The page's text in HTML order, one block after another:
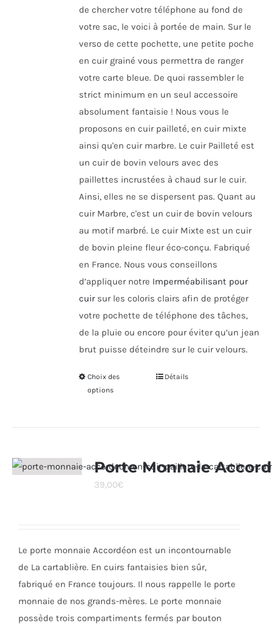
de chercher votre téléphone au fond de
votre sac, le voici à portée de main. Sur le
verso de cette pochette, une petite poche
en cuir grainé vous permettra de ranger
votre carte bleue. De quoi rassembler le
strict minimum en un seul accessoire
absolument fantaisie ! Nous vous le
proposons en cuir pailleté, en cuir mixte
ainsi qu'en cuir marbre. Le cuir Pailleté est
un cuir de bovin velours avec des
paillettes incrustées à chaud sur le cuir.
Ainsi, elles ne se dispersent pas. Quant au
cuir Marbre, c'est un cuir de bovin velours
au motif marbré. Le cuir Mixte est un cuir
de bovin pleine fleur éco-conçu. Fabriqué
en France. Nous vous conseillons
d’appliquer notre Imperméabilisant pour
cuirsur les coloris clairs afin de protéger
votre pochette de téléphone des tâches,
de la pluie ou encore pour éviter qu’un jean
brut puisse déteindre sur le cuir velours.
Choix des
options
Ce
Les
sur
la
page
du
produit
Détails
Porte Monnaie
39,00€
Le porte monnaie Accordéon est un incontournable
de La cartablière. En cuirs fantaisies bien sûr,
fabriqué en France toujours. Il nous rappelle le porte
monnaie de nos grands-mères. Le porte monnaie
possède trois compartiments fermés par bouton